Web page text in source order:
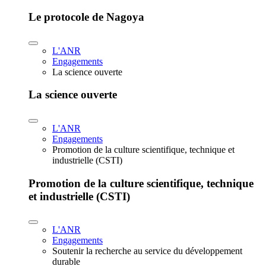
Le protocole de Nagoya
L'ANR
Engagements
La science ouverte
La science ouverte
L'ANR
Engagements
Promotion de la culture scientifique, technique et
industrielle (CSTI)
Promotion de la culture scientifique, technique
et industrielle (CSTI)
L'ANR
Engagements
Soutenir la recherche au service du développement
durable